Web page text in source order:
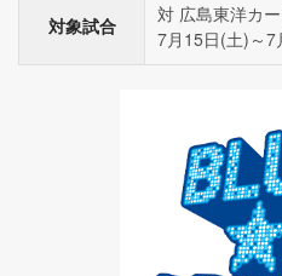
対象試合
対 広島東洋カ
7月15日(土)～7